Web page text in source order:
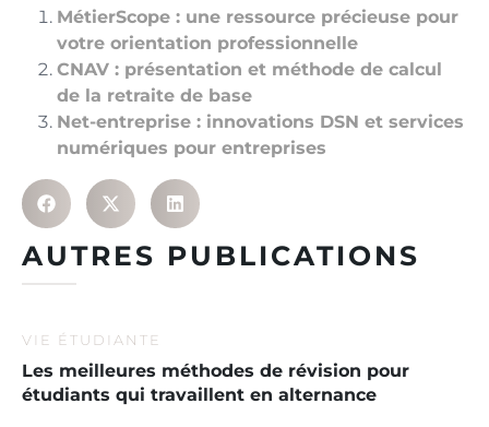
MétierScope : une ressource précieuse pour
votre orientation professionnelle
CNAV : présentation et méthode de calcul
de la retraite de base
Net-entreprise : innovations DSN et services
numériques pour entreprises
AUTRES PUBLICATIONS
VIE ÉTUDIANTE
Les meilleures méthodes de révision pour
étudiants qui travaillent en alternance